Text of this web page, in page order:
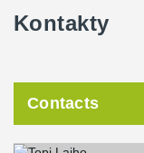
Kontakty
Contacts